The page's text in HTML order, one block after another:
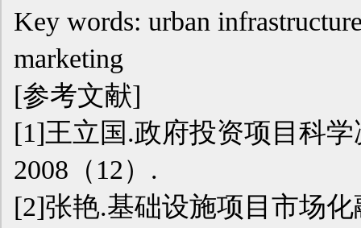
Key words: urban
marketing
[参考文献]
[1]王立国.政府投资项目科
2008（12）.
[2]张艳.基础设施项目市场